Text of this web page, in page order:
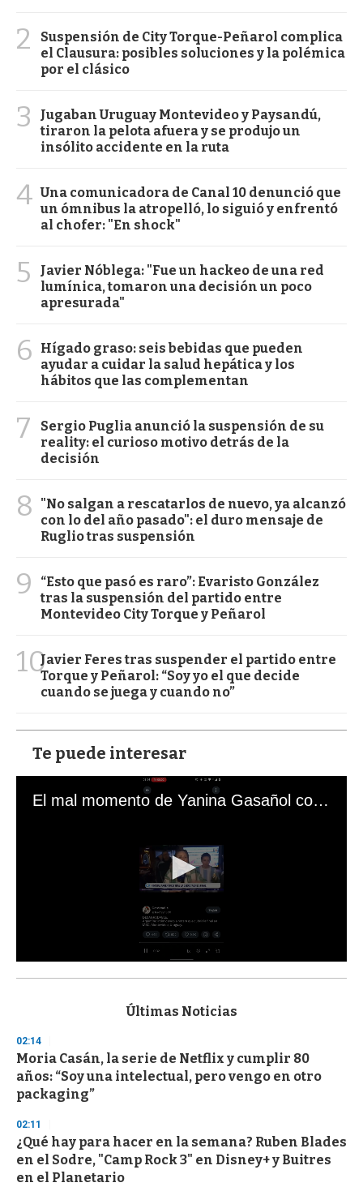
2
Suspensión de City Torque-Peñarol complica
el Clausura: posibles soluciones y la polémica
por el clásico
3
Jugaban Uruguay Montevideo y Paysandú,
tiraron la pelota afuera y se produjo un
insólito accidente en la ruta
4 Una comunicadora de Canal 10 denunció que
un ómnibus la atropelló, lo siguió y enfrentó
al chofer: "En shock"
5
Javier Nóblega: "Fue un hackeo de una red
lumínica, tomaron una decisión un poco
apresurada"
6
Hígado graso: seis bebidas que pueden
ayudar a cuidar la salud hepática y los
hábitos que las complementan
7
Sergio Puglia anunció la suspensión de su
reality: el curioso motivo detrás de la
decisión
8
"No salgan a rescatarlos de nuevo, ya alcanzó
con lo del año pasado": el duro mensaje de
Ruglio tras suspensión
9
“Esto que pasó es raro”: Evaristo González
tras la suspensión del partido entre
Montevideo City Torque y Peñarol
10Javier Feres tras suspender el partido entre
Torque y Peñarol: “Soy yo el que decide
cuando se juega y cuando no”
Te puede interesar
El mal momento de Yanina Gasañol con un hincha argentino en "Subrayado"
s
d
s
o
f
3
s
c
o
n
Últimas Noticias
02:14
Moria Casán, la serie de Netflix y cumplir 80
años: “Soy una intelectual, pero vengo en otro
packaging”
02:11
¿Qué hay para hacer en la semana? Ruben Blades
en el Sodre, "Camp Rock 3" en Disney+ y Buitres
en el Planetario